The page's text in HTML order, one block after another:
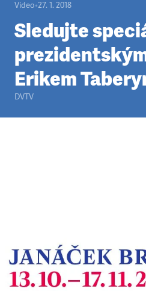
Video•27. 1. 2018
Sledujte
Erikem
DVTV